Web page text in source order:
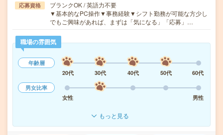
応募資格
ブランクOK / 英語力不要
▼基本的なPC操作▼事務経験▼シフト勤務が可能な方少し
でもご興味があれば、まずは「気になる」「応募」…
職場の雰囲気
年齢層
20代
30代 40代 50代
60代
男女比率
女性
男性
もっと見る